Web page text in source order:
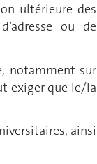
ultérieure des
ou de
notamment sur
exiger que le/la
ainsi